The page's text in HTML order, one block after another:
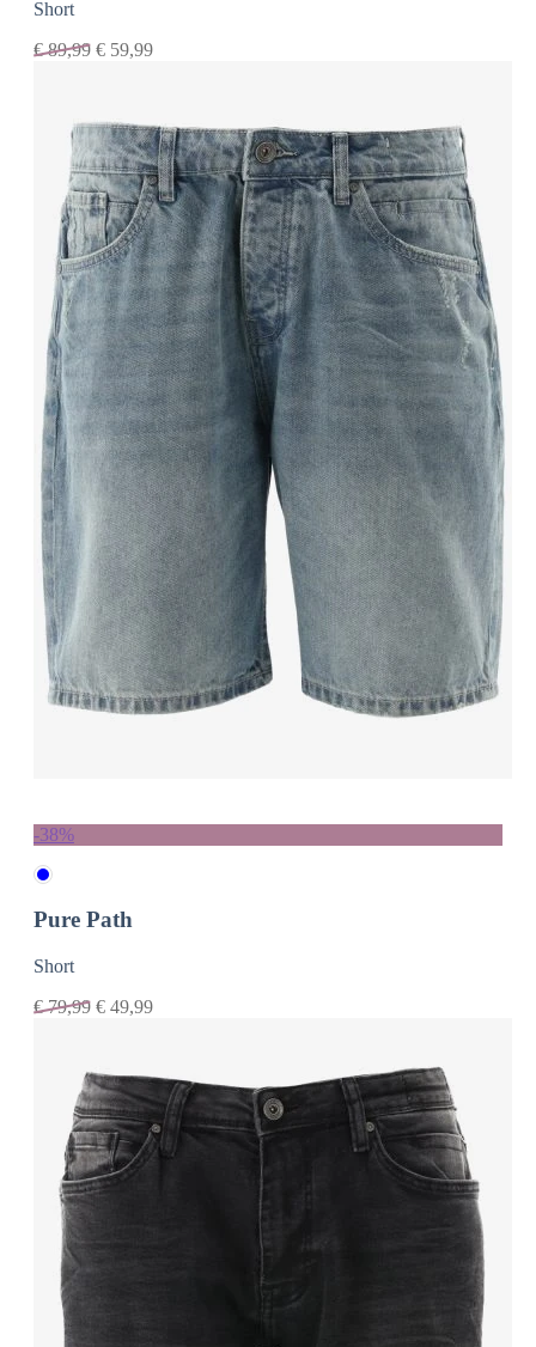
Short
€89,99 € 59,99
-38%
Pure Path
Short
€79,99 € 49,99